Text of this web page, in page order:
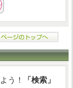
う！
「検索」